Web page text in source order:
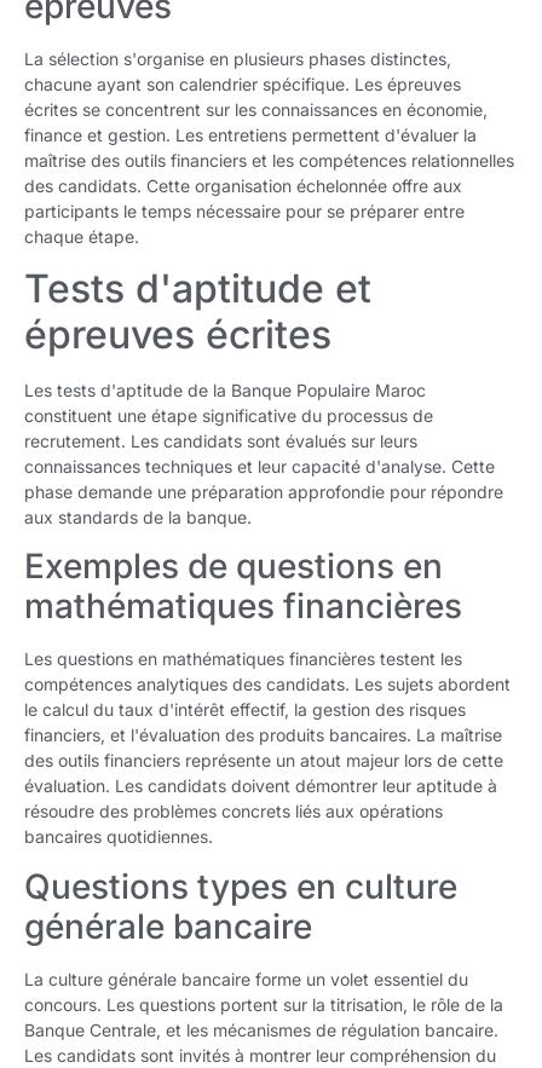
La sélection s'organise en plusieurs phases distinctes,
chacune ayant son calendrier spécifique. Les épreuves
écrites se concentrent sur les connaissances en économie,
finance et gestion. Les entretiens permettent d'évaluer la
maîtrise des outils financiers et les compétences relationnelles
des candidats. Cette organisation échelonnée offre aux
participants le temps nécessaire pour se préparer entre
chaque étape.
Tests d'aptitude et
épreuves écrites
Les tests d'aptitude de la Banque Populaire Maroc
constituent une étape significative du processus de
recrutement. Les candidats sont évalués sur leurs
connaissances techniques et leur capacité d'analyse. Cette
phase demande une préparation approfondie pour répondre
aux standards de la banque.
Exemples de questions en
mathématiques financières
Les questions en mathématiques financières testent les
compétences analytiques des candidats. Les sujets abordent
le calcul du taux d'intérêt effectif, la gestion des risques
financiers, et l'évaluation des produits bancaires. La maîtrise
des outils financiers représente un atout majeur lors de cette
évaluation. Les candidats doivent démontrer leur aptitude à
résoudre des problèmes concrets liés aux opérations
bancaires quotidiennes.
Questions types en culture
générale bancaire
La culture générale bancaire forme un volet essentiel du
concours. Les questions portent sur la titrisation, le rôle de la
Banque Centrale, et les mécanismes de régulation bancaire.
Les candidats sont invités à montrer leur compréhension du